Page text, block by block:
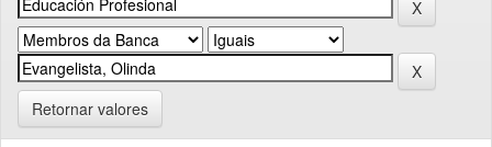
Retornar valores